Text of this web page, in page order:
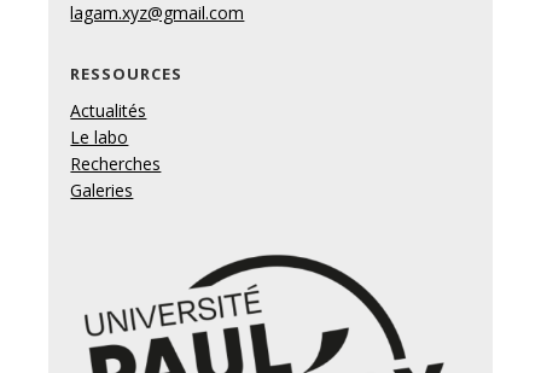
lagam.xyz@gmail.com
RESSOURCES
Actualités
Le labo
Recherches
Galeries